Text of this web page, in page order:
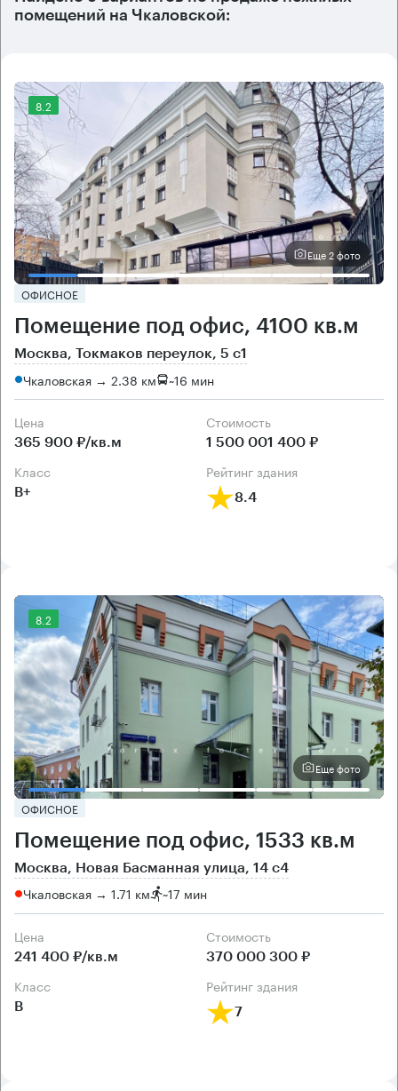
помещений на Чкаловской:
8.2
Еще 2 фото
ОФИСНОЕ
Помещение под офис, 4100 кв.м
Москва, Токмаков переулок, 5 с1
Чкаловская → 2.38 км ~16 мин
Цена
365 900 ₽/кв.м
Cтоимость
1 500 001 400 ₽
класс
B+
рейтинг здания
8.4
8.2
Еще фото
ОФИСНОЕ
Помещение под офис, 1533 кв.м
Москва, Новая Басманная улица, 14 с4
Чкаловская → 1.71 км ~17 мин
Цена
241 400 ₽/кв.м
Cтоимость
370 000 300 ₽
класс
B
рейтинг здания
7